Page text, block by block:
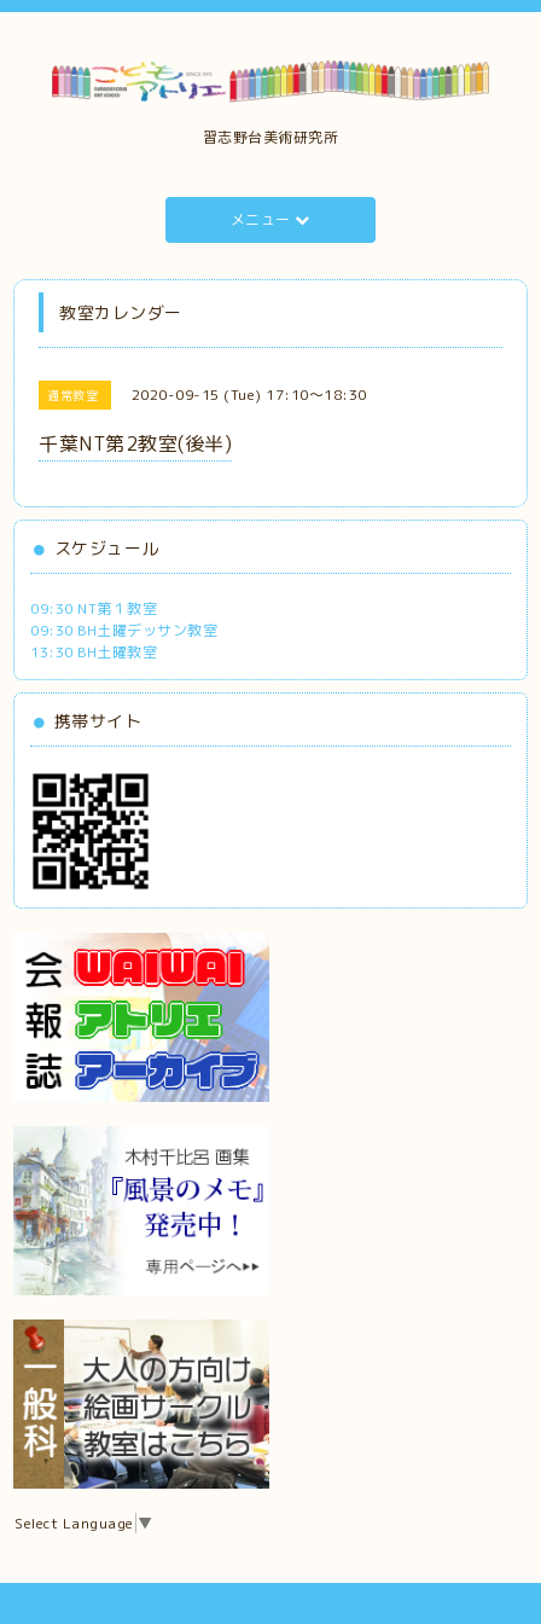
習志野台美術研究所
メニュー
教室カレンダー
通常教室 2020-09-15 (Tue) 17:10～18:30
千葉NT第2教室(後半)
スケジュール
09:30 NT第１教室
09:30 BH土曜デッサン教室
13:30 BH土曜教室
携帯サイト
Select Language ▼